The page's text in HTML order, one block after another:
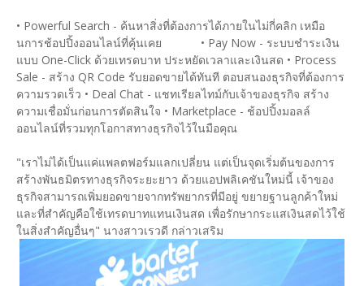
• Powerful Search - ค้นหาสิ่งที่ต้องการได้ภายในไม่กี่คลิก เหมือ
นการช้อปปิ้งออนไลน์ที่คุ้นเคย • Pay Now - ระบบชำระเงิน
แบบ One-Click ด้วยเทรดบาท ประหยัดเวลาและเงินสด • Process
Sale - สร้าง QR Code รับยอดขายได้ทันที ตอบสนองธุรกิจที่ต้องการ
ความรวดเร็ว • Deal Chat - แชทเรียลไทม์กับเจ้าของธุรกิจ สร้าง
ความเชื่อมั่นก่อนการตัดสินใจ • Marketplace - ช้อปปิ้งมอลล์
ออนไลน์ที่รวมทุกโอกาสทางธุรกิจไว้ในมือคุณ
"เราไม่ได้เป็นแค่แพลตฟอร์มแลกเปลี่ยน แต่เป็นจุดเริ่มต้นของการ
สร้างพันธมิตรทางธุรกิจระยะยาว ด้วยแอปพลิเคชันใหม่นี้ เจ้าของ
ธุรกิจสามารถเพิ่มยอดขายจากทรัพยากรที่มีอยู่ ขยายฐานลูกค้าใหม่
และที่สำคัญคือใช้เทรดบาทแทนเงินสด เพื่อรักษากระแสเงินสดไว้ใช้
ในสิ่งสำคัญอื่นๆ" นางสาวเรวดี กล่าวเสริม